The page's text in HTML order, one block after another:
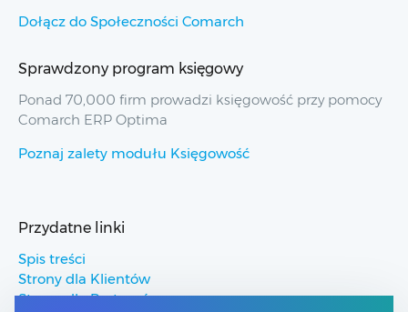
Dołącz do Społeczności Comarch
Sprawdzony program księgowy
Ponad 70,000 firm prowadzi księgowość przy pomocy
Comarch ERP Optima
Poznaj zalety modułu Księgowość
Przydatne linki
Spis treści
Strony dla Klientów
Strony dla Partnerów